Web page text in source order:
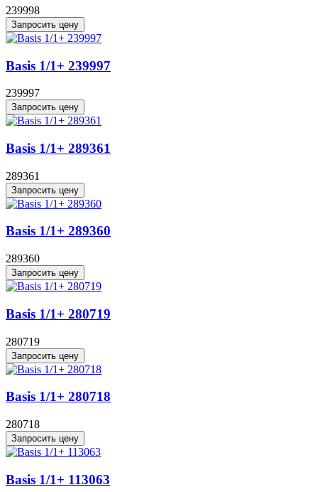
239998
Запросить цену
Basis 1/1+ 239997
239997
Запросить цену
Basis 1/1+ 289361
289361
Запросить цену
Basis 1/1+ 289360
289360
Запросить цену
Basis 1/1+ 280719
280719
Запросить цену
Basis 1/1+ 280718
280718
Запросить цену
Basis 1/1+ 113063